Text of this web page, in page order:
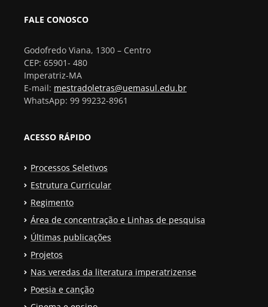
FALE CONOSCO
Godofredo Viana, 1300 – Centro
CEP: 65901- 480
Imperatriz-MA
E-mail: mestradoletras@uemasul.edu.br
WhatsApp: 99 99232-8961
ACESSO RÁPIDO
Processos Seletivos
Estrutura Curricular
Regimento
Área de concentração e Linhas de pesquisa
Últimas publicações
Projetos
Nas veredas da literatura imperatrizense
Poesia e canção